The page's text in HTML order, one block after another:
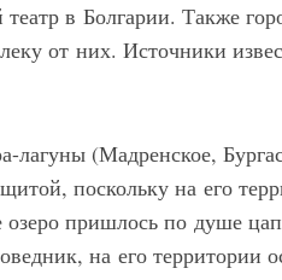
в Болгарии. Также
от них. Источники
лагуны (Мадренское,
поскольку на его
озеро пришлось по душе
на его территории